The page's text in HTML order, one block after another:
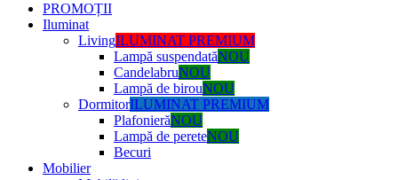
PROMOȚII
Iluminat
LivingILUMINAT PREMIUM
Lampă suspendatăNOU
CandelabruNOU
Lampă de birouNOU
DormitorILUMINAT PREMIUM
PlafonierăNOU
Lampă de pereteNOU
Becuri
Mobilier